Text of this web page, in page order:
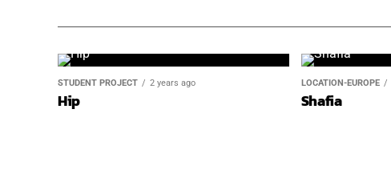
STUDENT PROJECT 2 years ago
Hip
LOCATION-EUROPE
Shafia